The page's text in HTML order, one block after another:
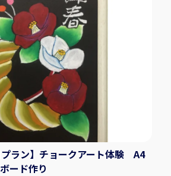
まずは、気軽にチャレンジしてみまし
- - - - - - - - - - - - - - - - - - - - - - - - - -
～（低学年のお子様は保護者の同伴が
日・年末年始は休みですが、体験希望
休日で体験をご希望の方はお問い合わ
：info@suzunokiartd.com ♢SNS
https://suzunokiartd.com/
suzunokiartd/
suzunokikun1
プラン】チョークアート体験 A4
ード作り